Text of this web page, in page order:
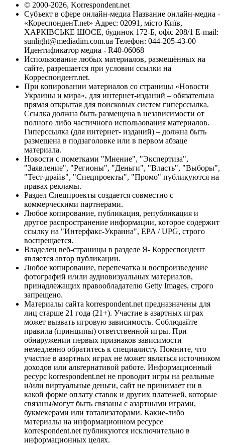
© 2000-2026, Korrespondent.net
Субъект в сфере онлайн-медиа Название онлайн-медиа -
«КореспонденТ.net» Адрес: 02091, місто Київ,
ХАРКІВСЬКЕ ШОСЕ, будинок 172-Б, офіс 208/1 E-mail:
sunlight@mediadim.com.ua Телефон: 044-205-43-00
Идентификатор медиа - R40-06068
Использование любых материалов, размещённых на
сайте, разрешается при условии ссылки на
Корреспондент.net.
При копировании материалов со страницы «Новости
Украины и мира», для интернет-изданий – обязательна
прямая открытая для поисковых систем гиперссылка.
Ссылка должна быть размещена в независимости от
полного либо частичного использования материалов.
Гиперссылка (для интернет- изданий) – должна быть
размещена в подзаголовке или в первом абзаце
материала.
Новости с пометками "Мнение", "Экспертиза",
"Заявление", "Регионы", "Деньги", "Власть", "Выборы",
"Тест-драйв", "Спецпроекты", "Промо" публикуются на
правах рекламы.
Раздел Спецпроекты создается совместно с
коммерческими партнерами.
Любое копирование, публикация, републикация и
другое распространение информации, которое содержит
ссылку на "Интерфакс-Украина", EPA / UPG, строго
воспрещается.
Владелец веб-страницы в разделе Я- Корреспондент
является автор публикации.
Любое копирование, перепечатка и воспроизведение
фотографий и/или аудиовизуальных материалов,
принадлежащих правообладателю Getty Images, строго
запрещено.
Материалы сайта korrespondent.net предназначены для
лиц старше 21 года (21+). Участие в азартных играх
может вызвать игровую зависимость. Соблюдайте
правила (принципы) ответственной игры. При
обнаружении первых признаков зависимости
немедленно обратитесь к специалисту. Помните, что
участие в азартных играх не может являться источником
доходов или альтернативой работе. Информационный
ресурс korrespondent.net не проводит игры на реальные
и/или виртуальные деньги, сайт не принимает ни в
какой форме оплату ставок и других платежей, которые
связаны/могут быть связаны с азартными играми,
букмекерами или тотализаторами. Какие-либо
материалы на информационном ресурсе
korrespondent.net публикуются исключительно в
информационных целях.